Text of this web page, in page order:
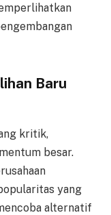
Baru
kritik,
besar.
yang
alternatif